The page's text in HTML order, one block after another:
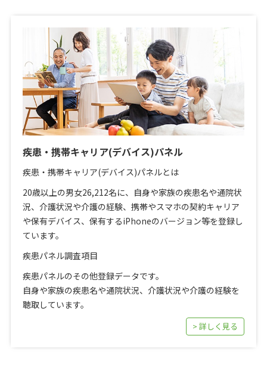
疾患・携帯キャリア(デバイス)パネル
疾患・携帯キャリア(デバイス)パネルとは
20歳以上の男女26,212名に、自身や家族の疾患名や通院状
況、介護状況や介護の経験、携帯やスマホの契約キャリア
や保有デバイス、保有するiPhoneのバージョン等を登録し
ています。
疾患パネル調査項目
疾患パネルのその他登録データです。
自身や家族の疾患名や通院状況、介護状況や介護の経験を
聴取しています。
> 詳しく見る